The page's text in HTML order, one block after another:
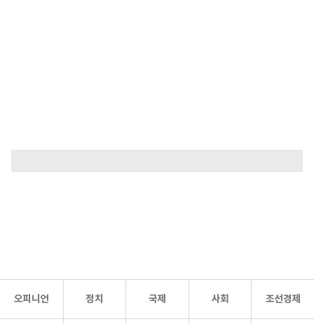
오피니언 정치 국제 사회 조선경제